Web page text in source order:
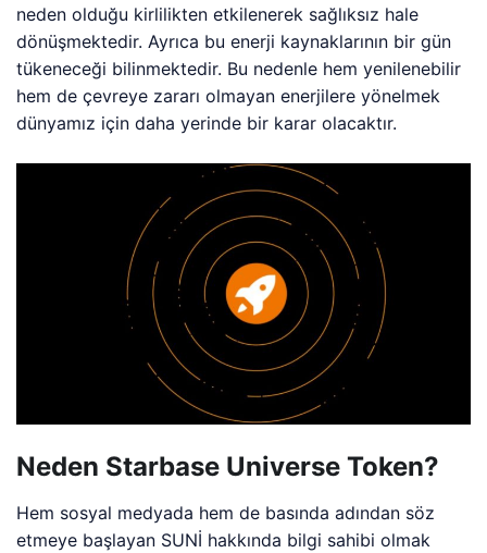
neden olduğu kirlilikten etkilenerek sağlıksız hale
dönüşmektedir. Ayrıca bu enerji kaynaklarının bir gün
tükeneceği bilinmektedir. Bu nedenle hem yenilenebilir
hem de çevreye zararı olmayan enerjilere yönelmek
dünyamız için daha yerinde bir karar olacaktır.
Neden Starbase Universe Token?
Hem sosyal medyada hem de basında adından söz
etmeye başlayan SUNİ hakkında bilgi sahibi olmak